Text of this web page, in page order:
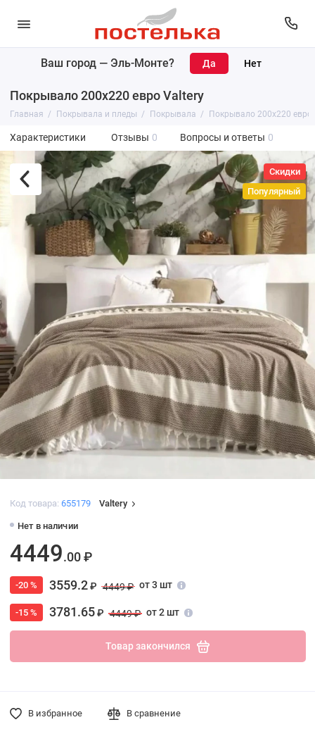
Ваш город — Эль-Монте?
Покрывало 200х220 евро Valtery
Главная Покрывала и пледы Покрывала Покрывало 200х220 евро
Характеристики Отзывы 0 Вопросы и ответы 0
Скидки
Популярный
Код товара: 655179 Valtery
Нет в наличии
4449.00 ₽
-20 % 3559.2₽ 4449 ₽ от 3 шт
-15 % 3781.65₽ 4449 ₽ от 2 шт
Товар закончился
В избранное В сравнение